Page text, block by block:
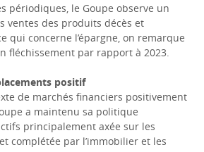
périodiques, le Goupe observe un
ventes des produits décès et
qui concerne l’épargne, on remarque
fléchissement par rapport à 2023.
positif
de marchés financiers positivement
a maintenu sa politique
principalement axée sur les
complétée par l’immobilier et les